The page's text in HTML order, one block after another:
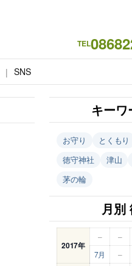
TEL
SNS
キー
お守り とくもり
徳守神社
津山
茅の輪
月別
2017年
– –
7月
–